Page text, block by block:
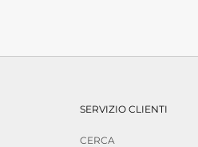
SERVIZIO CLIENTI
CERCA